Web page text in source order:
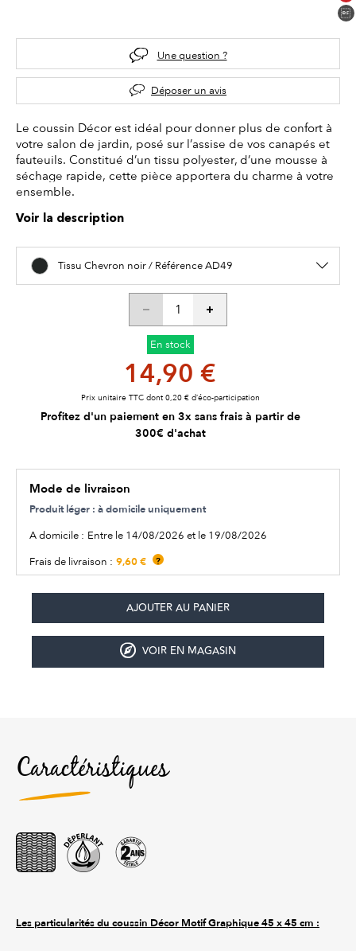
Une question ?
Déposer un avis
Le coussin Décor est idéal pour donner plus de confort à
votre salon de jardin, posé sur l’assise de vos canapés et
fauteuils. Constitué d’un tissu polyester, d’une mousse à
séchage rapide, cette pièce apportera du charme à votre
ensemble.
Voir la description
Tissu Chevron noir / Référence AD49
En stock
14,90 €
Prix unitaire TTC dont 0,20 € d’éco-participation
Profitez d'un paiement en 3x sans frais à partir de
300€ d'achat
Mode de livraison
Produit léger : à domicile uniquement
A domicile : Entre le 14/08/2026 et le 19/08/2026
Frais de livraison : 9,60 € ?
VOIR EN MAGASIN
Caractéristiques
Les particularités du coussin Décor Motif Graphique45 x 45 cm :